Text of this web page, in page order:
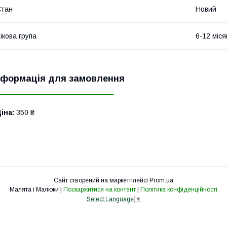
Новий
група 6-12
для замовлення
350 ₴
Сайт створений на маркетплейсі Prom.ua
Поскаржитися на контент
Політика конфіденційності
Select Language ▼